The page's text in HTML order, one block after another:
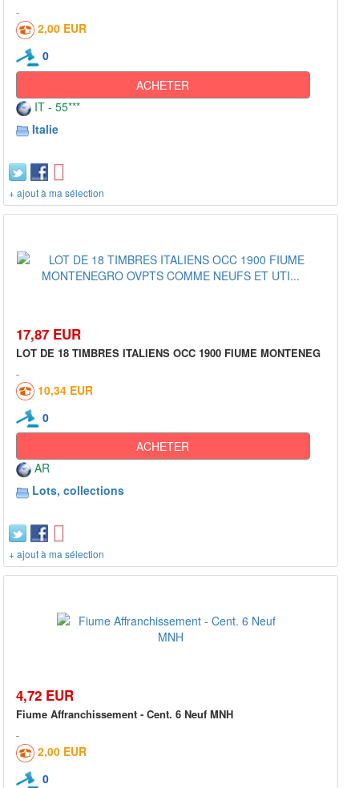
2,00 EUR
0
ACHETER
IT - 55***
Italie
+ ajout à ma sélection
17,87 EUR
LOT DE 18 TIMBRES ITALIENS OCC 1900 FIUME MONTENEG
10,34 EUR
0
ACHETER
AR
Lots, collections
+ ajout à ma sélection
4,72 EUR
Fiume Affranchissement - Cent. 6 Neuf MNH
2,00 EUR
0